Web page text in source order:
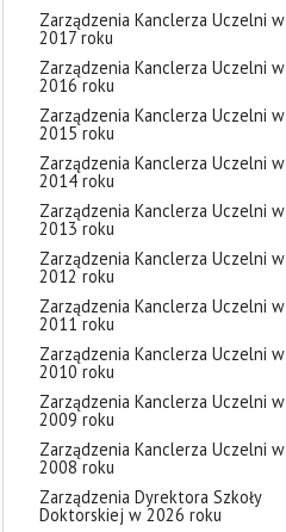
Zarządzenia Kanclerza Uczelni w
2017 roku
Zarządzenia Kanclerza Uczelni w
2016 roku
Zarządzenia Kanclerza Uczelni w
2015 roku
Zarządzenia Kanclerza Uczelni w
2014 roku
Zarządzenia Kanclerza Uczelni w
2013 roku
Zarządzenia Kanclerza Uczelni w
2012 roku
Zarządzenia Kanclerza Uczelni w
2011 roku
Zarządzenia Kanclerza Uczelni w
2010 roku
Zarządzenia Kanclerza Uczelni w
2009 roku
Zarządzenia Kanclerza Uczelni w
2008 roku
Zarządzenia Dyrektora Szkoły
Doktorskiej w 2026 roku